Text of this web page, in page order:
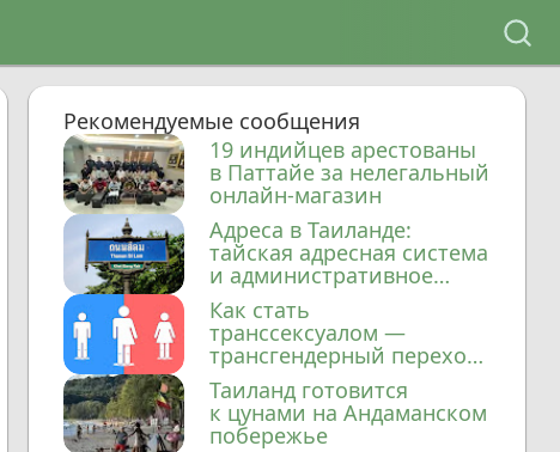
Рекомендуемые сообщения
19 индийцев арестованы
в Паттайе за нелегальный
онлайн-магазин
Адреса в Таиланде:
тайская адресная система
и административное
деление
Как стать
транссексуалом —
трансгендерный переход
в Таиланде
Таиланд готовится
к цунами на Андаманском
побережье